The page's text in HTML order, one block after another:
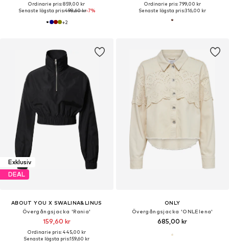
Ordinarie pris: 859,00 kr
Senaste lägsta pris:498,60 kr-7%
+2
Ordinarie pris: 799,00 kr
Senaste lägsta pris:316,00 kr
Exklusiv
DEAL
ABOUT YOU X SWALINA&LINUS
Övergångsjacka 'Rania'
159,60 kr
Ordinarie pris: 445,00 kr
Senaste lägsta pris:159,60 kr
ONLY
Övergångsjacka 'ONLElena'
685,00 kr